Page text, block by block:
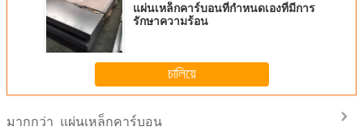
แผ่นเหล็กคาร์บอนที่กําหนดเองที่มีการ
รักษาความร้อน
চালিয়ে
มากกว่า แผ่นเหล็กคาร์บอน